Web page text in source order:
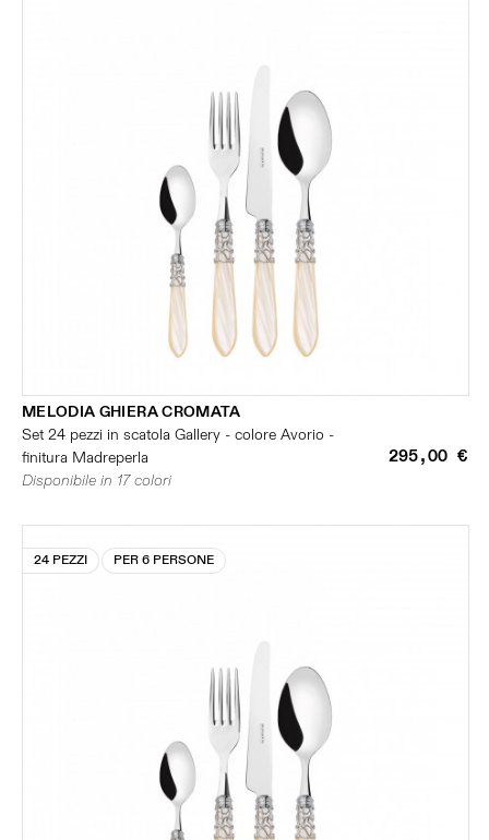
MELODIA GHIERA CROMATA
Set 24 pezzi in scatola Gallery - colore Avorio -
finitura Madreperla
295,00 €
Disponibile in 17 colori
24 PEZZI PER 6 PERSONE